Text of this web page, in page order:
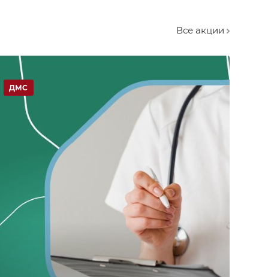
Все акции
ДМС